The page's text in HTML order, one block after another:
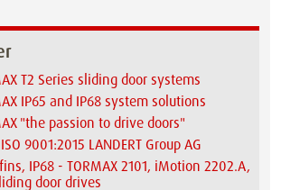
T2 Series sliding door systems
IP65 and IP68 system solutions
"the passion to drive doors"
9001:2015 LANDERT Group AG
IP68 - TORMAX 2101, iMotion 2202.A,
door drives